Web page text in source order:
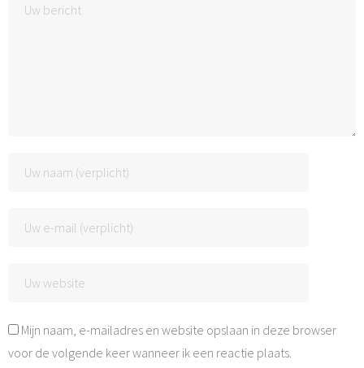
Mijn naam, e-mailadres en website opslaan in deze browser
voor de volgende keer wanneer ik een reactie plaats.